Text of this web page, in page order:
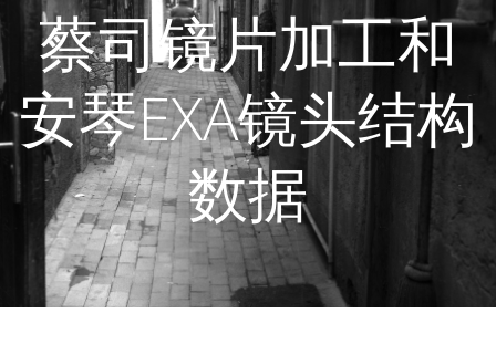
蔡司镜片加工和
安琴EXA镜头结构
数据